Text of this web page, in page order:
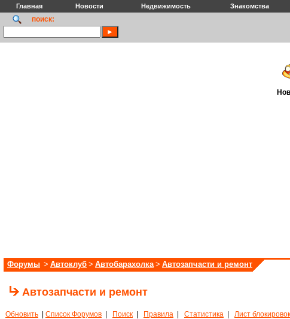
Главная Новости Недвижимость Знакомства
поиск:
Форумы > Автоклуб > Автобарахолка > Автозапчасти и ремонт
Автозапчасти и ремонт
Обновить Список Форумов Поиск Правила Статистика Лист блокировок